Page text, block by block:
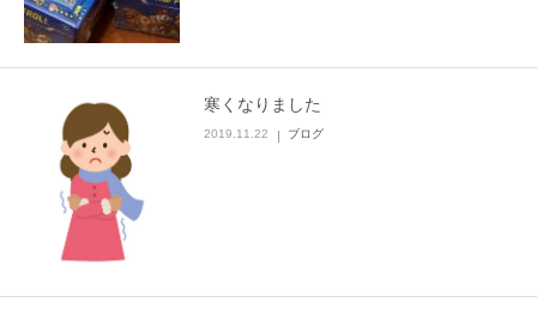
寒くなりました
2019.11.22 ブログ